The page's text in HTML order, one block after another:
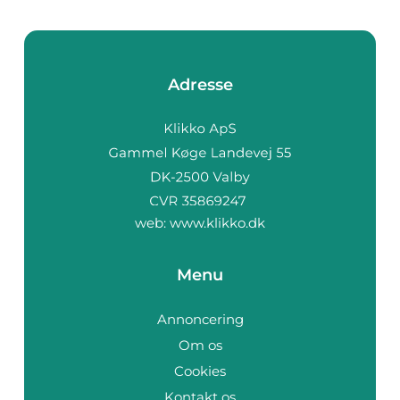
Adresse
web: www.klikko.dk
Menu
Annoncering
Om os
Cookies